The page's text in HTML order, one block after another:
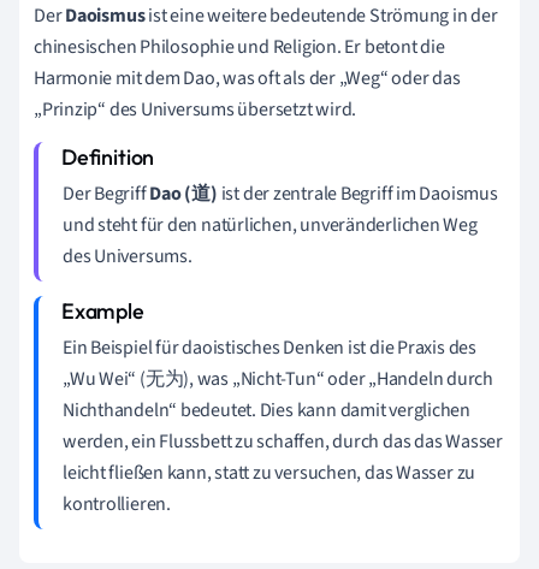
DerDaoismusist eine weitere bedeutende Strömung in der
chinesischen Philosophie und Religion. Er betont die
Harmonie mit dem Dao, was oft als der „Weg“ oder das
„Prinzip“ des Universums übersetzt wird.
Der BegriffDao (道) ist der zentrale Begriff im Daoismus
und steht für den natürlichen, unveränderlichen Weg
des Universums.
Ein Beispiel für daoistisches Denken ist die Praxis des
„Wu Wei“ (无为), was „Nicht-Tun“ oder „Handeln durch
Nichthandeln“ bedeutet. Dies kann damit verglichen
werden, ein Flussbett zu schaffen, durch das das Wasser
leicht fließen kann, statt zu versuchen, das Wasser zu
kontrollieren.